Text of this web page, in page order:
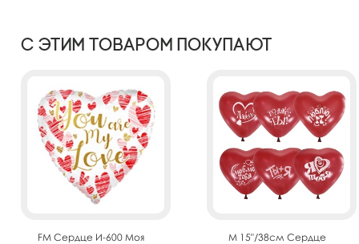
С этим товаром покупают
FM Сердце И-600 Моя
M 15"/38см Сердце